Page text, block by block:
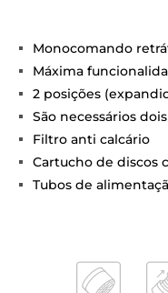
Monocomando
Máxima
2 posições
São necessários
Filtro anti calcário
Cartucho de discos
Tubos de